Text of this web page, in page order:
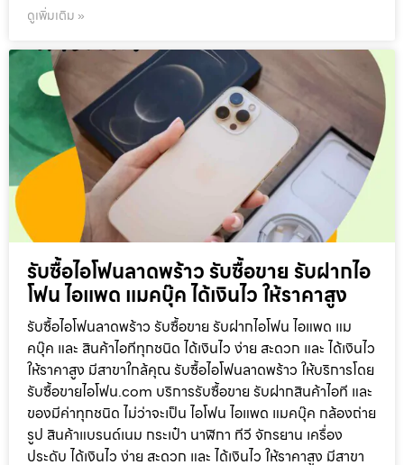
ดูเพิ่มเติม »
รับซื้อไอโฟนลาดพร้าว รับซื้อขาย รับฝากไอ
โฟน ไอแพด แมคบุ๊ค ได้เงินไว ให้ราคาสูง
รับซื้อไอโฟนลาดพร้าว รับซื้อขาย รับฝากไอโฟน ไอแพด แม
คบุ๊ค และ สินค้าไอทีทุกชนิด ได้เงินไว ง่าย สะดวก และ ได้เงินไว
ให้ราคาสูง มีสาขาใกล้คุณ รับซื้อไอโฟนลาดพร้าว ให้บริการโดย
รับซื้อขายไอโฟน.com บริการรับซื้อขาย รับฝากสินค้าไอที และ
ของมีค่าทุกชนิด ไม่ว่าจะเป็น ไอโฟน ไอแพด แมคบุ๊ค กล้องถ่าย
รูป สินค้าแบรนด์เนม กระเป๋า นาฬิกา ทีวี จักรยาน เครื่อง
ประดับ ได้เงินไว ง่าย สะดวก และ ได้เงินไว ให้ราคาสูง มีสาขา